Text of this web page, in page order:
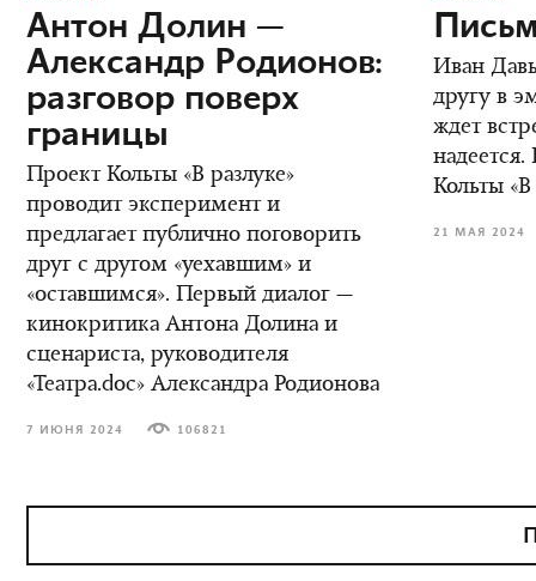
Антон Долин —
Александр Родионов:
разговор поверх
границы
Проект Кольты «В разлуке»
проводит эксперимент и
предлагает публично поговорить
друг с другом «уехавшим» и
«оставшимся». Первый диалог —
кинокритика Антона Долина и
сценариста, руководителя
«Театра.doc» Александра Родионова
7 ИЮНЯ 2024 106821
Иван
другу в
ждет
надеется.
Кольты «В
21 МАЯ 2024